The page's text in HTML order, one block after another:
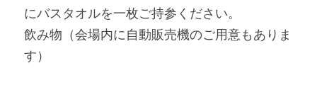
にバスタオルを一枚ご持参ください。
飲み物（会場内に自動販売機のご用意もありま
す）